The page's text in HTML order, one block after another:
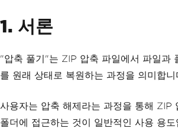
1. 서론
"압축 풀기"는 ZIP 압축 파일에서 파일과
를 원래 상태로 복원하는 과정을 의미합
사용자는 압축 해제라는 과정을 통해 ZIP
폴더에 접근하는 것이 일반적인 사용 용